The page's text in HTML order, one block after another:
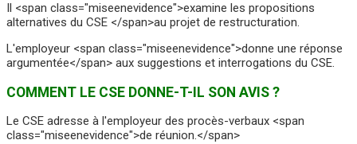
Il <span class="miseenevidence">examine les propositions
alternatives du CSE </span>au projet de restructuration.
L'employeur <span class="miseenevidence">donne une réponse
argumentée</span> aux suggestions et interrogations du CSE.
COMMENT LE CSE DONNE-T-IL SON AVIS ?
Le CSE adresse à l'employeur des procès-verbaux <span
class="miseenevidence">de réunion.</span>